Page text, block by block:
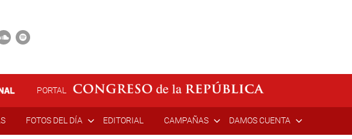
PORTAL
FOTOS DEL DÍA EDITORIAL CAMPAÑAS DAMOS CUENTA